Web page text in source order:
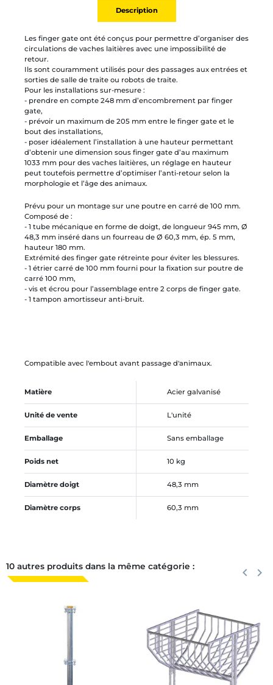
Description
Les finger gate ont été conçus pour permettre d’organiser des
circulations de vaches laitières avec une impossibilité de
retour.
Ils sont couramment utilisés pour des passages aux entrées et
sorties de salle de traite ou robots de traite.
Pour les installations sur-mesure :
- prendre en compte 248 mm d’encombrement par finger
gate,
- prévoir un maximum de 205 mm entre le finger gate et le
bout des installations,
- poser idéalement l’installation à une hauteur permettant
d’obtenir une dimension sous finger gate d’au maximum
1033 mm pour des vaches laitières, un réglage en hauteur
peut toutefois permettre d’optimiser l’anti-retour selon la
morphologie et l’âge des animaux.
Prévu pour un montage sur une poutre en carré de 100 mm.
Composé de :
- 1 tube mécanique en forme de doigt, de longueur 945 mm, Ø
48,3 mm inséré dans un fourreau de Ø 60,3 mm, ép. 5 mm,
hauteur 180 mm.
Extrémité des finger gate rétreinte pour éviter les blessures.
- 1 étrier carré de 100 mm fourni pour la fixation sur poutre de
carré 100 mm,
- vis et écrou pour l’assemblage entre 2 corps de finger gate.
- 1 tampon amortisseur anti-bruit.
Compatible avec l'embout avant passage d'animaux.
Matière Acier galvanisé
Unité de vente L'unité
Emballage Sans emballage
Poids net 10 kg
Diamètre doigt 48,3 mm
Diamètre corps 60,3 mm
10 autres produits dans la même catégorie : keyboard_arrow_left keyboard_arrow_right